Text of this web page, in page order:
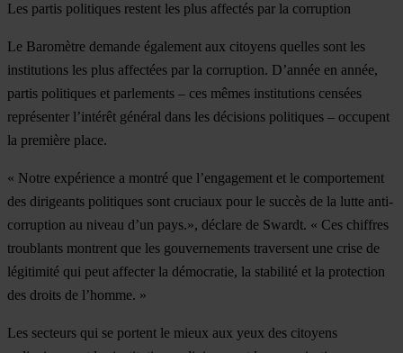
Les partis politiques restent les plus affectés par la corruption
Le Baromètre demande également aux citoyens quelles sont les
institutions les plus affectées par la corruption. D’année en année,
partis politiques et parlements – ces mêmes institutions censées
représenter l’intérêt général dans les décisions politiques – occupent
la première place.
« Notre expérience a montré que l’engagement et le comportement
des dirigeants politiques sont cruciaux pour le succès de la lutte anti-
corruption au niveau d’un pays.», déclare de Swardt. « Ces chiffres
troublants montrent que les gouvernements traversent une crise de
légitimité qui peut affecter la démocratie, la stabilité et la protection
des droits de l’homme. »
Les secteurs qui se portent le mieux aux yeux des citoyens